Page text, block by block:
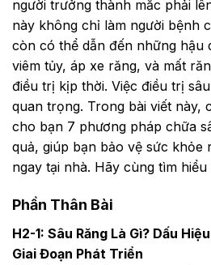
người trưởng thành mắc phải
này không chỉ làm người bệnh
còn có thể dẫn đến những hậu
viêm tủy, áp xe răng, và mất
điều trị kịp thời. Việc điều trị
quan trọng. Trong bài viết này,
cho bạn 7 phương pháp chữa
quả, giúp bạn bảo vệ sức khỏe
ngay tại nhà. Hãy cùng tìm hiểu
Phần Thân Bài
H2-1: Sâu Răng Là Gì? Dấu
Giai Đoạn Phát Triển